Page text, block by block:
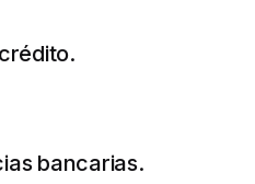
bancarias.